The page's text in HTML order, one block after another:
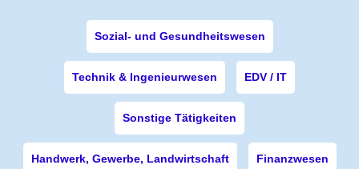
Sozial- und Gesundheitswesen
Technik & Ingenieurwesen EDV / IT
Sonstige Tätigkeiten
Handwerk, Gewerbe, Landwirtschaft Finanzwesen